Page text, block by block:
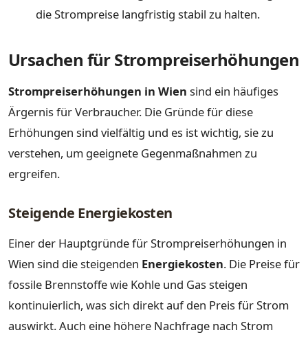
die Strompreise langfristig stabil zu halten.
Ursachen für Strompreiserhöhungen
Strompreiserhöhungen in Wien sind ein häufiges
Ärgernis für Verbraucher. Die Gründe für diese
Erhöhungen sind vielfältig und es ist wichtig, sie zu
verstehen, um geeignete Gegenmaßnahmen zu
ergreifen.
Steigende Energiekosten
Einer der Hauptgründe für Strompreiserhöhungen in
Wien sind die steigenden Energiekosten. Die Preise für
fossile Brennstoffe wie Kohle und Gas steigen
kontinuierlich, was sich direkt auf den Preis für Strom
auswirkt. Auch eine höhere Nachfrage nach Strom